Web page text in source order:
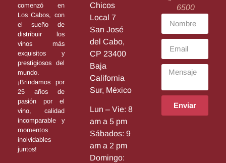
comenzó en
Los Cabos, con
el sueño de
distribuir los
vinos más
exquisitos y
prestigiosos del
mundo.
¡Brindamos por
25 años de
pasión por el
vino, calidad
incomparable y
momentos
inolvidables
juntos!
Chicos
Local 7
San José
del Cabo,
CP 23400
Baja
California
Sur, México
Lun – Vie: 8
am a 5 pm
Sábados: 9
am a 2 pm
Domingo:
6500
Enviar